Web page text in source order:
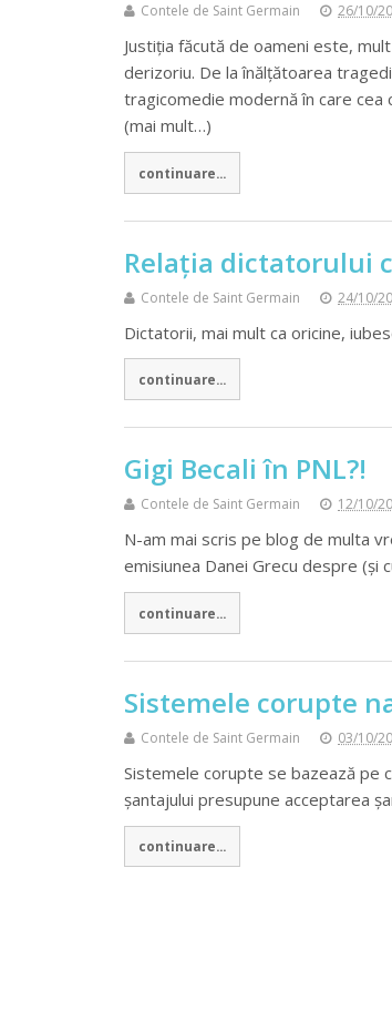
Contele de Saint Germain 26/10/
Justiția făcută de oameni este,
derizoriu. De la înălțătoarea
tragicomedie modernă în care cea
(mai mult…)
continuare...
Relația dictatorului
Contele de Saint Germain 24/10/
Dictatorii, mai mult ca oricine,
continuare...
Gigi Becali în PNL?!
Contele de Saint Germain 12/10/
N-am mai scris pe blog de multa
emisiunea Danei Grecu despre (și
continuare...
Sistemele corupte
Contele de Saint Germain 03/10/
Sistemele corupte se bazează pe
șantajului presupune acceptarea
continuare...